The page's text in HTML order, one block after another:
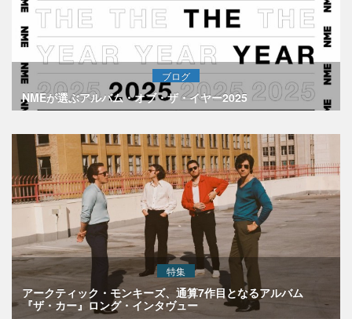
ブログ
NMEが選ぶアルバム・オブ・ザ・イヤー2025
特集
アークティック・モンキーズ、通算7作目となるアルバム
『ザ・カー』ロング・インタヴュー